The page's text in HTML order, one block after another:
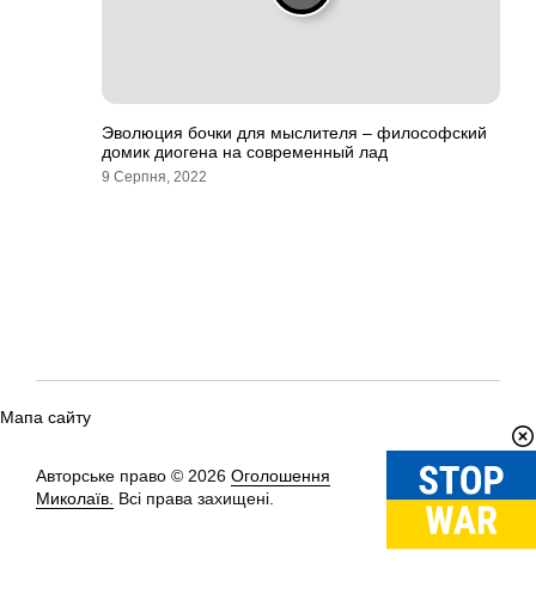
Эволюция бочки для мыслителя – философский
домик диогена на современный лад
9 Серпня, 2022
Мапа сайту
Авторське право © 2026 Оголошення
Миколаїв. Всі права захищені.
Вгору↑